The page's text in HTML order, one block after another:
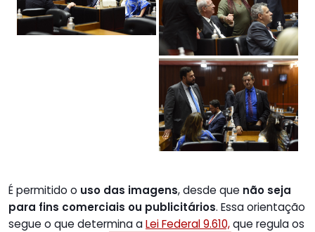
É permitido o uso das imagens, desde que não seja
para fins comerciais ou publicitários. Essa orientação
segue o que determina aLei Federal 9.610,que regula os